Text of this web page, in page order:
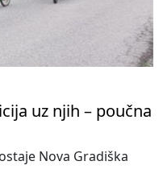
uz njih – poučna
Nova Gradiška